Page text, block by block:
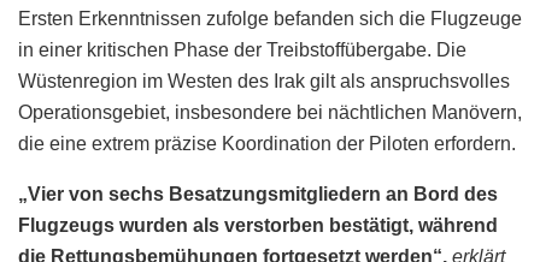
Ersten Erkenntnissen zufolge befanden sich die Flugzeuge
in einer kritischen Phase der Treibstoffübergabe. Die
Wüstenregion im Westen des Irak gilt als anspruchsvolles
Operationsgebiet, insbesondere bei nächtlichen Manövern,
die eine extrem präzise Koordination der Piloten erfordern.
„Vier von sechs Besatzungsmitgliedern an Bord des
Flugzeugs wurden als verstorben bestätigt, während
die Rettungsbemühungen fortgesetzt werden“, erklärt